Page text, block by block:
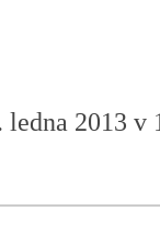
ledna 2013 v